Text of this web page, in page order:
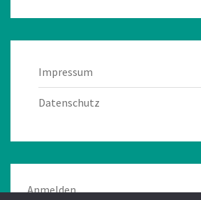
Impressum
Datenschutz
Anmelden